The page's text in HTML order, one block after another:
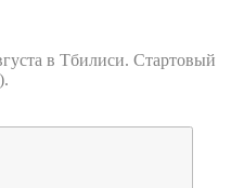
в Тбилиси. Стартовый